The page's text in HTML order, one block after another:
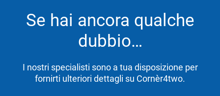
Se hai ancora qualche
dubbio…
I nostri specialisti sono a tua disposizione per
fornirti ulteriori dettagli su Cornèr4two.